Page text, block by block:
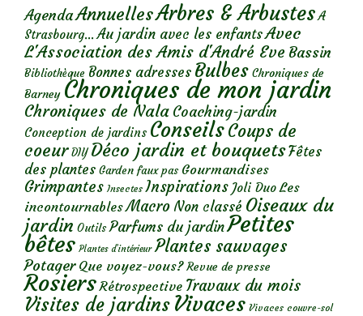
AgendaAnnuellesArbres & Arbustes A
Strasbourg... Au jardin avec les enfantsAvec
L'Association des Amis d'André Eve Bassin
Bibliothèque Bonnes adresses Bulbes Chroniques de
Barney Chroniques de mon jardin
Chroniques de Nala Coaching-jardin
Conception de jardins ConseilsCoups de
coeur DIY Déco jardin et bouquetsFêtes
des plantes Garden faux pas Gourmandises
Grimpantes Insectes Inspirations Joli Duo Les
incontournables Macro Non classé Oiseaux du
jardin Outils Parfums du jardinPetites
bêtes Plantes d’intérieur Plantes sauvages
Potager Que voyez-vous? Revue de presse
Rosiers Rétrospective Travaux du mois
Visites de jardins Vivaces Vivaces couvre-sol